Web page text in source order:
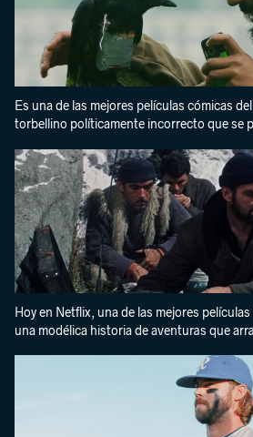
Es una de las mejores películas cómicas
torbellino políticamente incorrecto que se
Hoy en Netflix, una de las mejores
una modélica historia de aventuras que